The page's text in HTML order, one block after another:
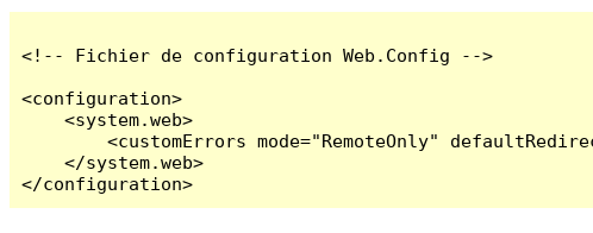
<!-- Fichier de configuration Web.Config -->
<configuration>
    <system.web>
<customErrors mode="RemoteOnly"
    </system.web>
</configuration>